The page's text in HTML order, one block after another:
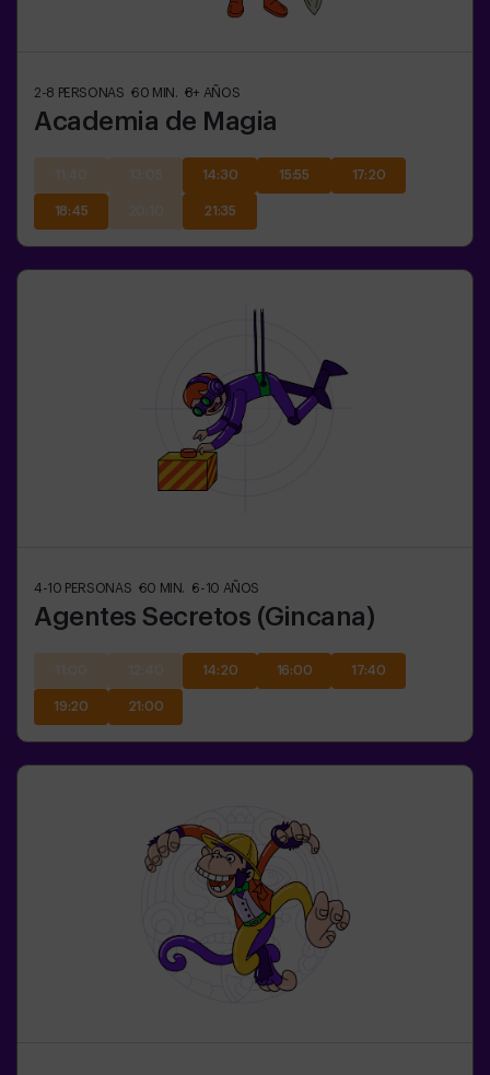
2-8 PERSONAS 60 MIN. 8+ AÑOS
Academia de Magia
14:30 15:55 17:20
18:45 21:35
4-10 PERSONAS 60 MIN. 6-10 AÑOS
Agentes Secretos (Gincana)
14:20 16:00 17:40
19:20 21:00